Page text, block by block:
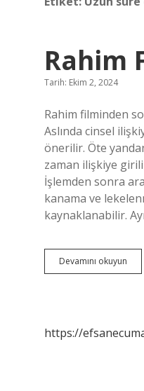
Rahim
Tarih: Ekim 2, 2024
Rahim filminden
Aslında cinsel
önerilir. Öte
zaman ilişkiye
İşlemden sonra
kanama ve
kaynaklanabilir.
Devamını okuyun
Filmi
https://